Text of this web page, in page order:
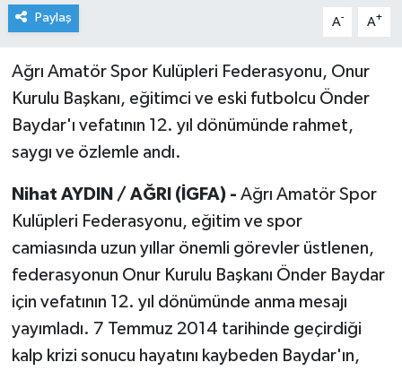
Paylaş A- A+
Ağrı Amatör Spor Kulüpleri Federasyonu, Onur
Kurulu Başkanı, eğitimci ve eski futbolcu Önder
Baydar'ı vefatının 12. yıl dönümünde rahmet,
saygı ve özlemle andı.
Nihat AYDIN / AĞRI (İGFA) - Ağrı Amatör Spor
Kulüpleri Federasyonu, eğitim ve spor
camiasında uzun yıllar önemli görevler üstlenen,
federasyonun Onur Kurulu Başkanı Önder Baydar
için vefatının 12. yıl dönümünde anma mesajı
yayımladı. 7 Temmuz 2014 tarihinde geçirdiği
kalp krizi sonucu hayatını kaybeden Baydar'ın,